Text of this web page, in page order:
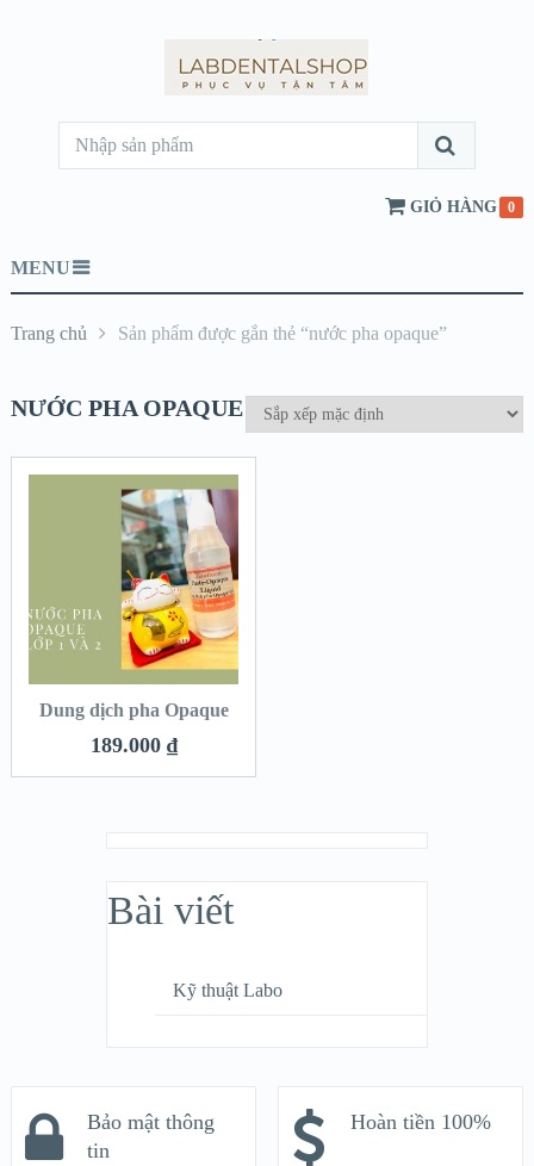
GIỎ HÀNG 0
MENU
Trang chủ Sản phẩm được gắn thẻ “nước pha opaque”
NƯỚC PHA OPAQUE
Dung dịch pha Opaque
189.000 ₫
Bài viết
Kỹ thuật Labo
Bảo mật thông
tin
Hoàn tiền 100%